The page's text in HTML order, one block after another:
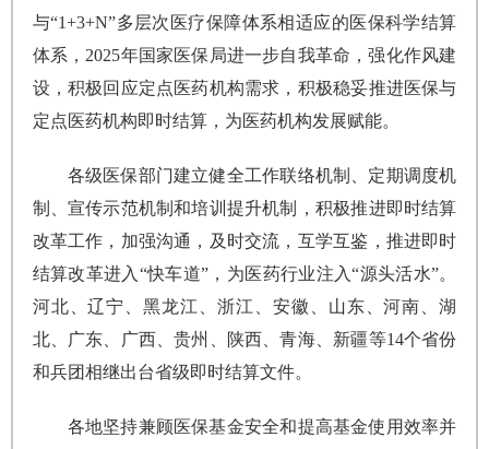
与“1+3+N”多层次医疗保障体系相适应的医保科学结算
体系，2025年国家医保局进一步自我革命，强化作风建
设，积极回应定点医药机构需求，积极稳妥推进医保与
定点医药机构即时结算，为医药机构发展赋能。
各级医保部门建立健全工作联络机制、定期调度机
制、宣传示范机制和培训提升机制，积极推进即时结算
改革工作，加强沟通，及时交流，互学互鉴，推进即时
结算改革进入“快车道”，为医药行业注入“源头活水”。
河北、辽宁、黑龙江、浙江、安徽、山东、河南、湖
北、广东、广西、贵州、陕西、青海、新疆等14个省份
和兵团相继出台省级即时结算文件。
各地坚持兼顾医保基金安全和提高基金使用效率并